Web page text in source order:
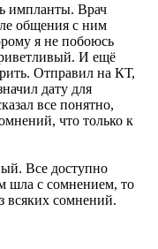
импланты. Врач
общения с ним
я не побоюсь
И ещё
Отправил на КТ,
дату для
все понятно,
что только к
Все доступно
шла с сомнением, то
всяких сомнений.